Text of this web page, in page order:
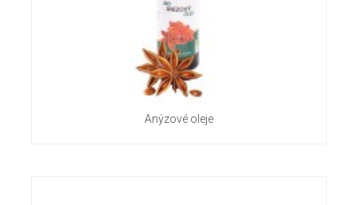
Anýzové oleje